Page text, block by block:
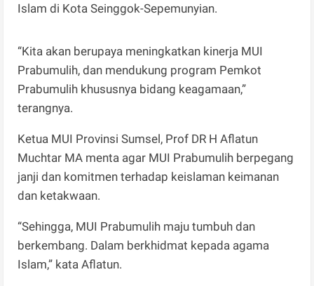
Islam di Kota Seinggok-Sepemunyian.
“Kita akan berupaya meningkatkan kinerja MUI
Prabumulih, dan mendukung program Pemkot
Prabumulih khususnya bidang keagamaan,”
terangnya.
Ketua MUI Provinsi Sumsel, Prof DR H Aflatun
Muchtar MA menta agar MUI Prabumulih berpegang
janji dan komitmen terhadap keislaman keimanan
dan ketakwaan.
“Sehingga, MUI Prabumulih maju tumbuh dan
berkembang. Dalam berkhidmat kepada agama
Islam,” kata Aflatun.